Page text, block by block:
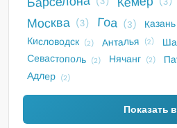
Москва (3) Гоа (3) Казань
Кисловодск (2) Анталья (2)
Севастополь (2) Нячанг (2)
Адлер (2)
Показать